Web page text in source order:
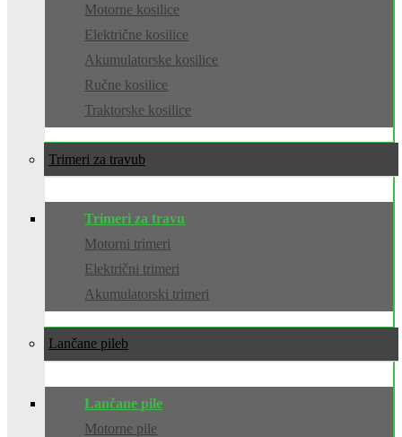
Motorne kosilice
Električne kosilice
Akumulatorske kosilice
Ručne kosilice
Traktorske kosilice
Trimeri za travu
Trimeri za travu
Motorni trimeri
Električni trimeri
Akumulatorski trimeri
Lančane pile
Lančane pile
Motorne pile